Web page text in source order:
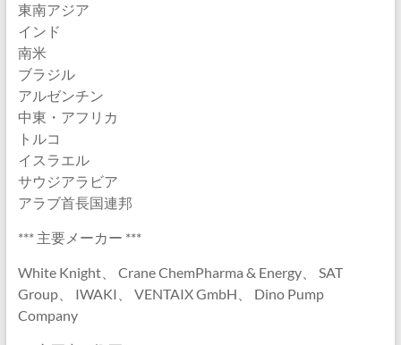
東南アジア
インド
南米
ブラジル
アルゼンチン
中東・アフリカ
トルコ
イスラエル
サウジアラビア
アラブ首長国連邦
*** 主要メーカー ***
White Knight、 Crane ChemPharma & Energy、 SAT
Group、 IWAKI、 VENTAIX GmbH、 Dino Pump
Company